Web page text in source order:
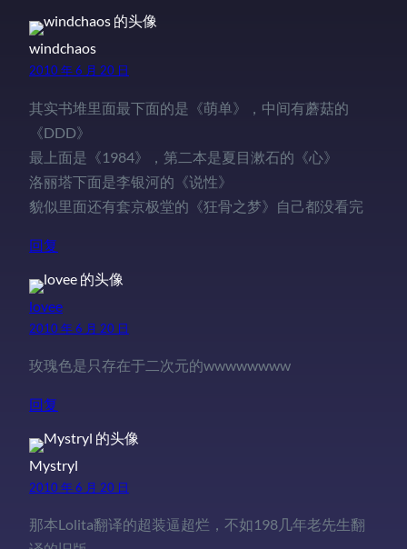
windchaos
2010 年 6 月 20 日
其实书堆里面最下面的是《萌单》，中间有蘑菇的
《DDD》
最上面是《1984》，第二本是夏目漱石的《心》
洛丽塔下面是李银河的《说性》
貌似里面还有套京极堂的《狂骨之梦》自己都没看完
回复
lovee
2010 年 6 月 20 日
玫瑰色是只存在于二次元的wwwwwwww
回复
Mystryl
2010 年 6 月 20 日
那本Lolita翻译的超装逼超烂，不如198几年老先生翻